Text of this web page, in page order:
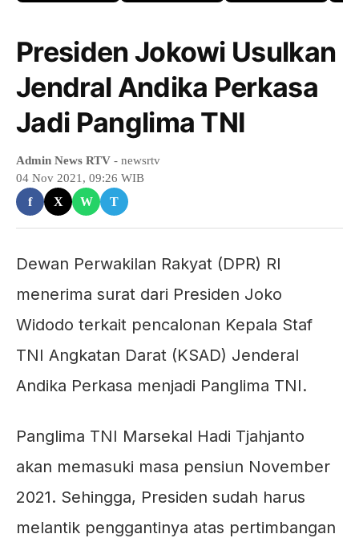
Presiden Jokowi Usulkan
Jendral Andika Perkasa
Jadi Panglima TNI
Admin News RTV - newsrtv
04 Nov 2021, 09:26 WIB
f X W T
Dewan Perwakilan Rakyat (DPR) RI
menerima surat dari Presiden Joko
Widodo terkait pencalonan Kepala Staf
TNI Angkatan Darat (KSAD) Jenderal
Andika Perkasa menjadi Panglima TNI.
Panglima TNI Marsekal Hadi Tjahjanto
akan memasuki masa pensiun November
2021. Sehingga, Presiden sudah harus
melantik penggantinya atas pertimbangan